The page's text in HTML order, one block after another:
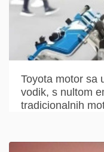
Toyota motor sa
vodik, s nultom
tradicionalnih